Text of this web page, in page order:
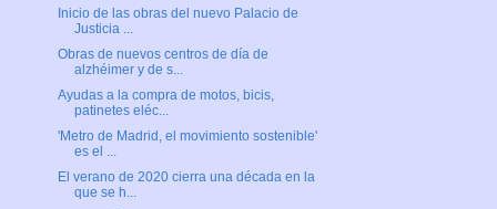
Inicio de las obras del nuevo Palacio de
Justicia ...
Obras de nuevos centros de día de
alzhéimer y de s...
Ayudas a la compra de motos, bicis,
patinetes eléc...
'Metro de Madrid, el movimiento sostenible'
es el ...
El verano de 2020 cierra una década en la
que se h...